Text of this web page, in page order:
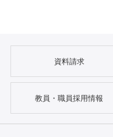
資料請求
教員・職員採用情報